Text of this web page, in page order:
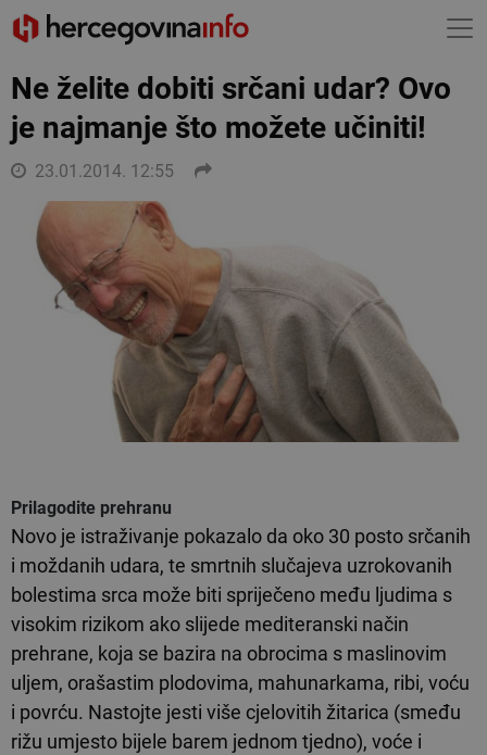
Ne želite dobiti srčani udar? Ovo
je najmanje što možete učiniti!
23.01.2014. 12:55
Prilagodite prehranu
Novo je istraživanje pokazalo da oko 30 posto srčanih
i moždanih udara, te smrtnih slučajeva uzrokovanih
bolestima srca može biti spriječeno među ljudima s
visokim rizikom ako slijede mediteranski način
prehrane, koja se bazira na obrocima s maslinovim
uljem, orašastim plodovima, mahunarkama, ribi, voću
i povrću. Nastojte jesti više cjelovitih žitarica (smeđu
rižu umjesto bijele barem jednom tjedno), voće i